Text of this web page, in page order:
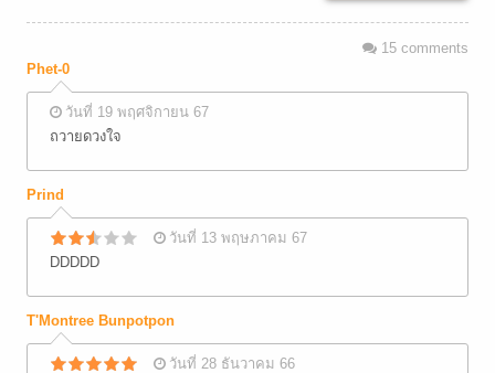
15comments
Phet-0
วันที่ 19 พฤศจิกายน 67
ถวายดวงใจ
Prind
วันที่ 13 พฤษภาคม 67
DDDDD
T'Montree Bunpotpon
วันที่ 28 ธันวาคม 66